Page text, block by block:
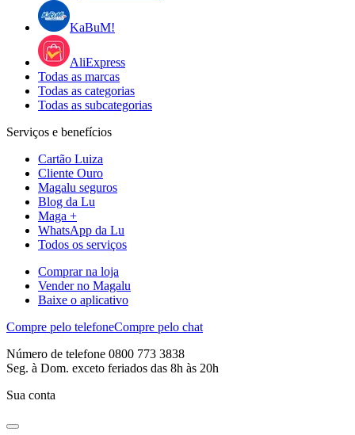
KaBuM!
AliExpress
Todas as marcas
Todas as categorias
Todas as subcategorias
Serviços e benefícios
Cartão Luiza
Cliente Ouro
Magalu seguros
Blog da Lu
Maga +
WhatsApp da Lu
Todos os serviços
Comprar na loja
Vender no Magalu
Baixe o aplicativo
Compre pelo telefoneCompre pelo chat
Número de telefone 0800 773 3838
Seg. à Dom. exceto feriados das 8h às 20h
Sua conta